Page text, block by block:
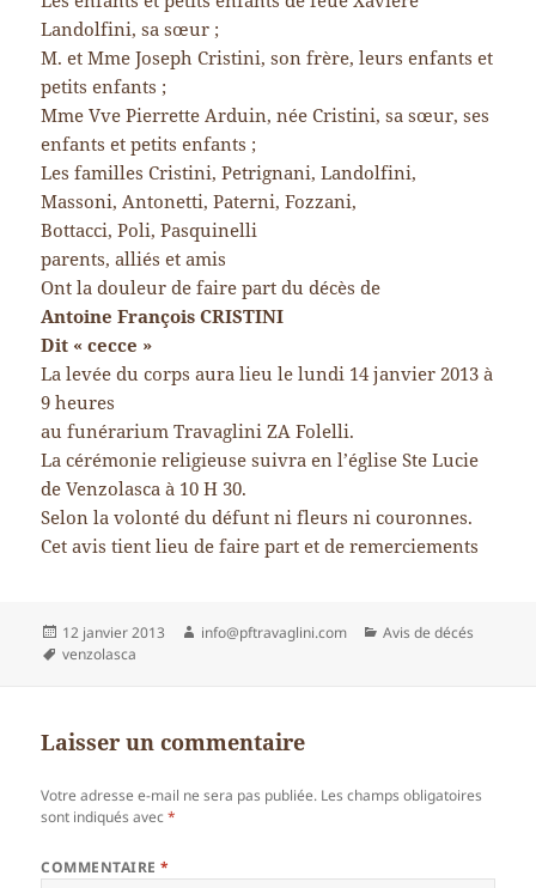
Landolfini, sa sœur ;
M. et Mme Joseph Cristini, son frère, leurs enfants et
petits enfants ;
Mme Vve Pierrette Arduin, née Cristini, sa sœur, ses
enfants et petits enfants ;
Les familles Cristini, Petrignani, Landolfini,
Massoni, Antonetti, Paterni, Fozzani,
Bottacci, Poli, Pasquinelli
parents, alliés et amis
Ont la douleur de faire part du décès de
Antoine François CRISTINI
Dit « cecce »
La levée du corps aura lieu le lundi 14 janvier 2013 à
9 heures
au funérarium Travaglini ZA Folelli.
La cérémonie religieuse suivra en l’église Ste Lucie
de Venzolasca à 10 H 30.
Selon la volonté du défunt ni fleurs ni couronnes.
Cet avis tient lieu de faire part et de remerciements
Publié
le
12 janvier 2013 Auteur
info@pftravaglini.com Catégories
Avis de décés
Mots-
venzolasca
Laisser un commentaire
Votre adresse e-mail ne sera pas publiée. Les champs obligatoires
sont indiqués avec*
COMMENTAIRE*